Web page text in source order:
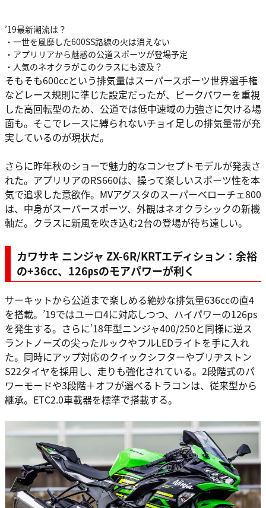
’19最新潮流は？
・一世を風靡した600SS路線の火は消えない
・アプリリアから魅惑の公道スポーツが登場予定
・人気のネオクラがこのクラスにも波及？
そもそも600ccという排気量はスーパースポーツ世界選手権
などレース規則に準じた設定だったが、ピークパワーを重視
した高回転型のため、公道では低中速域の力強さに欠ける場
面も。そこでレースに縛られないチョイ足しの排気量帯が充
実しているのが現状だ。
さらに昨年秋のショーで魅力的なコンセプトモデルが発表さ
れた。アプリリアのRS660は、操って楽しいスポーツ性を本
気で追求した意欲作。MVアグスタのスーパーベローチェ800
は、中身がスーパースポーツ、外観はネオクラシックの新機
軸だ。クラスに新風を吹き込む2台の登場が待ち遠しい。
カワサキ ニンジャ ZX-6R/KRTエディション：余裕
の+36㏄、126㎰のモアパワーが利く
サーキットから公道まで楽しめる絶妙な排気量636ccの直4
を搭載。’19ではユーロ4に対応しつつ、ハイパワーの126ps
を発生する。さらに’18年型ニンジャ400/250と同様に逆ス
ラントノーズの尖ったルックやフルLEDライトを手に入れ
た。同時にアップ対応のクイックシフターやブリヂストン
S22タイヤを採用し、走りも強化されている。2段階式のパ
ワーモードや3段階＋オフが選べるトラコンは、従来型から
継承。ETC2.0車載器を標準で搭載する。